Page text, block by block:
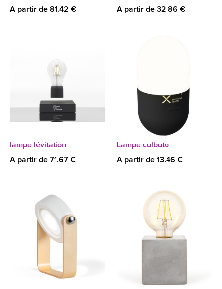
A partir de 81.42 €
A partir de 32.86 €
lampe lévitation
A partir de 71.67 €
Lampe culbuto
A partir de 13.46 €